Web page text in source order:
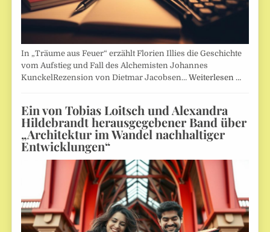
In „Träume aus Feuer“ erzählt Florien Illies die Geschichte
vom Aufstieg und Fall des Alchemisten Johannes
KunckelRezension von Dietmar Jacobsen…Weiterlesen …
Ein von Tobias Loitsch und Alexandra
Hildebrandt herausgegebener Band über
„Architektur im Wandel nachhaltiger
Entwicklungen“